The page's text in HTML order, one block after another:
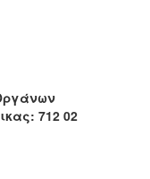
712 02